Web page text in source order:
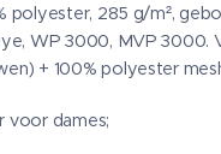
polyester, 285 g/m²,
WP 3000, MVP 3000.
+ 100% polyester
voor dames;